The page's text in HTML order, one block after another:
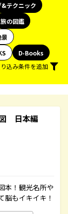
&テクニック
旅の図鑑
D-Books
込み条件を追加
日本編
本！観光名所や
脳もイキイキ！